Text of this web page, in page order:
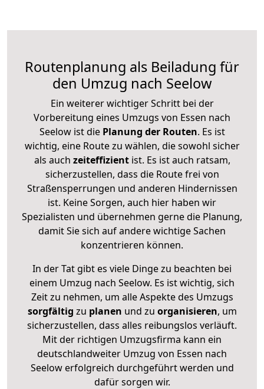
Routenplanung als Beiladung für
den Umzug nach Seelow
Ein weiterer wichtiger Schritt bei der
Vorbereitung eines Umzugs von Essen nach
Seelow ist diePlanung der Routen. Es ist
wichtig, eine Route zu wählen, die sowohl sicher
als auch zeiteffizientist. Es ist auch ratsam,
sicherzustellen, dass die Route frei von
Straßensperrungen und anderen Hindernissen
ist. Keine Sorgen, auch hier haben wir
Spezialisten und übernehmen gerne die Planung,
damit Sie sich auf andere wichtige Sachen
konzentrieren können.
In der Tat gibt es viele Dinge zu beachten bei
einem Umzug nach Seelow. Es ist wichtig, sich
Zeit zu nehmen, um alle Aspekte des Umzugs
sorgfältig zu planen und zu organisieren, um
sicherzustellen, dass alles reibungslos verläuft.
Mit der richtigen Umzugsfirma kann ein
deutschlandweiter Umzug von Essen nach
Seelow erfolgreich durchgeführt werden und
dafür sorgen wir.